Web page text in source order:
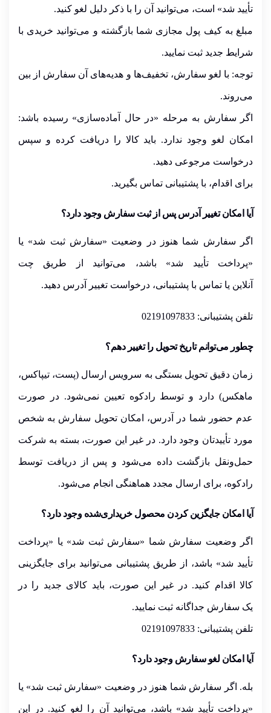
تأیید شد» است، می‌توانید آن را با ذکر دلیل لغو کنید.
مبلغ به کیف پول مجازی شما بازگشته و می‌توانید خریدی با
شرایط جدید ثبت نمایید.
توجه: با لغو سفارش، تخفیف‌ها و هدیه‌های آن سفارش از بین
می‌روند.
اگر سفارش به مرحله «در حال آماده‌سازی» رسیده باشد:
امکان لغو وجود ندارد. باید کالا را دریافت کرده و سپس
درخواست مرجوعی دهید.
برای اقدام، با پشتیبانی تماس بگیرید.
آیا امکان تغییر آدرس پس از ثبت سفارش وجود دارد؟
اگر سفارش شما هنوز در وضعیت «سفارش ثبت شد» یا
«پرداخت تأیید شد» باشد، می‌توانید از طریق چت
آنلاین یا تماس با پشتیبانی، درخواست تغییر آدرس دهید.
تلفن پشتیبانی: 02191097833
چطور می‌توانم تاریخ تحویل را تغییر دهم؟
زمان دقیق تحویل بستگی به سرویس ارسال (پست، تیپاکس،
ماهکس) دارد و توسط رادکوه تعیین نمی‌شود. در صورت
عدم حضور شما در آدرس، امکان تحویل سفارش به شخص
مورد تأییدتان وجود دارد. در غیر این صورت، بسته به شرکت
حمل‌ونقل بازگشت داده می‌شود و پس از دریافت توسط
رادکوه، برای ارسال مجدد هماهنگی انجام می‌شود.
آیا امکان جایگزین کردن محصول خریداری‌شده وجود دارد؟
اگر وضعیت سفارش شما «سفارش ثبت شد» یا «پرداخت
تأیید شد» باشد، از طریق پشتیبانی می‌توانید برای جایگزینی
کالا اقدام کنید. در غیر این صورت، باید کالای جدید را در
یک سفارش جداگانه ثبت نمایید.
تلفن پشتیبانی: 02191097833
آیا امکان لغو سفارش وجود دارد؟
بله. اگر سفارش شما هنوز در وضعیت «سفارش ثبت شد» یا
«پرداخت تأیید شد» باشد، می‌توانید آن را لغو کنید. در این